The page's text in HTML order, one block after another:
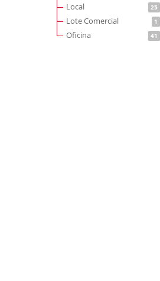
Local 25
Lote Comercial 1
Oficina 41